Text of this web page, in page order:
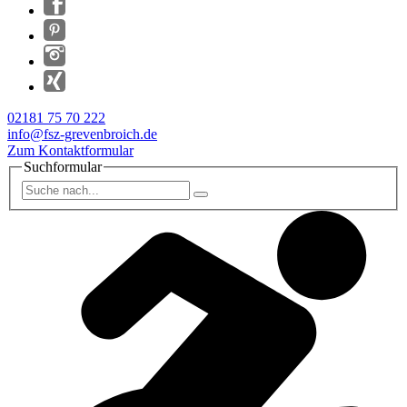
02181 75 70 222
info@fsz-grevenbroich.de
Zum Kontaktformular
Suchformular